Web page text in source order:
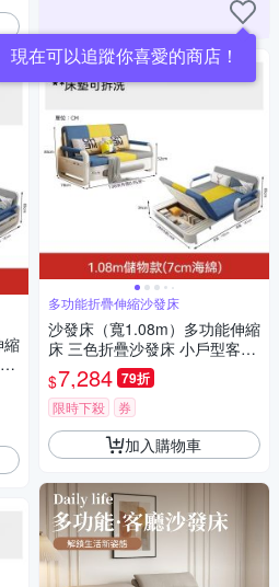
縮
多功能折疊伸縮沙發床
沙發床（寬1.08m）多功能伸縮
床 三色折疊沙發床 小戶型客廳
一體兩用折疊床 隱藏儲物 可拆
洗
$7,284 79折
限時下殺 券
加入購物車